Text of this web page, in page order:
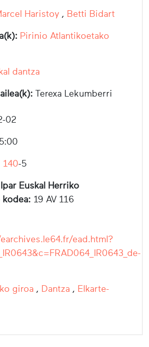
Haristoy , Betti Bidart
Pirinio Atlantikoetako
dantza
Terexa Lekumberri
02
140-5
Euskal Herriko
19 AV 116
ead.html?
giroa , Dantza , Elkarte-